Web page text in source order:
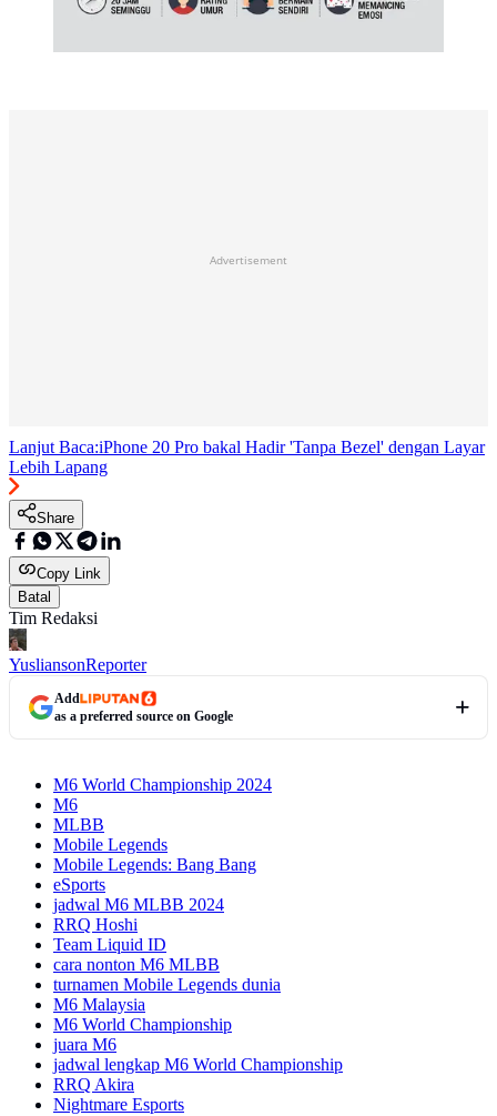
Advertisement
Lanjut Baca:iPhone 20 Pro bakal Hadir 'Tanpa Bezel' dengan Layar
Lebih Lapang
Share
Copy Link
Batal
Tim Redaksi
YusliansonReporter
Add
as a preferred source on Google
M6 World Championship 2024
M6
MLBB
Mobile Legends
Mobile Legends: Bang Bang
eSports
jadwal M6 MLBB 2024
RRQ Hoshi
Team Liquid ID
cara nonton M6 MLBB
turnamen Mobile Legends dunia
M6 Malaysia
M6 World Championship
juara M6
jadwal lengkap M6 World Championship
RRQ Akira
Nightmare Esports